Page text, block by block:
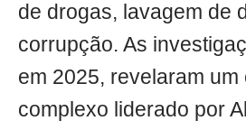
de drogas, lavagem de
corrupção. As
em 2025, revelaram um
complexo liderado por